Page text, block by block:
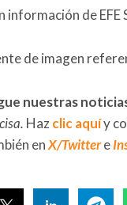
información de EFE
de imagen
nuestras
Hazclic aquíy
enX/Twittere